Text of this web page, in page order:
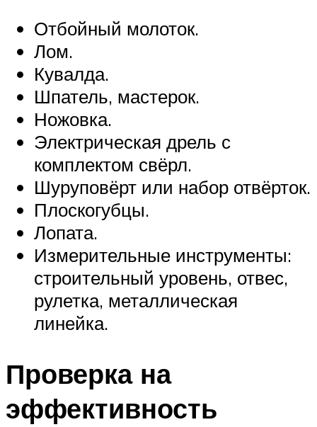
Отбойный молоток.
Лом.
Кувалда.
Шпатель, мастерок.
Ножовка.
Электрическая дрель с
комплектом свёрл.
Шуруповёрт или набор отвёрток.
Плоскогубцы.
Лопата.
Измерительные инструменты:
строительный уровень, отвес,
рулетка, металлическая
линейка.
Проверка на
эффективность